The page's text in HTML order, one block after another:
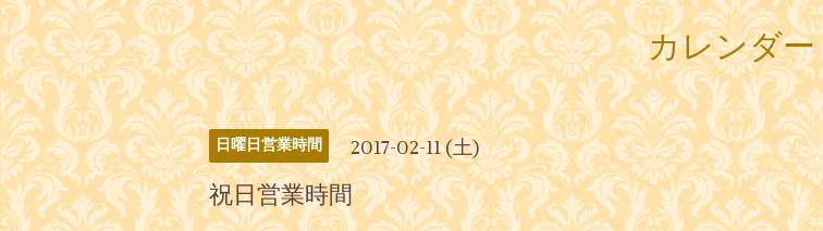
カレンダー
日曜日営業時間 2017-02-11 (土)
祝日営業時間